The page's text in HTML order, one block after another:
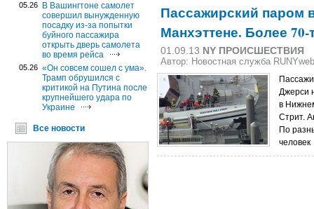
05.26
В Вашингтоне самолет
совершил вынужденную
посадку из-за попытки
буйного пассажира
открыть дверь самолета
во время рейса
05.26 «Он совсем сошел с ума».
Трамп обрушился с
критикой на Путина после
крупнейшего удара по
Украине
Все новости
Пассажирский паром
Манхэттене. Более
01.09.13 NY ПРОИСШЕСТВИЯ
Автор: Новостная служба RUNYweb
Джерси
в
Стрит.
По
человек